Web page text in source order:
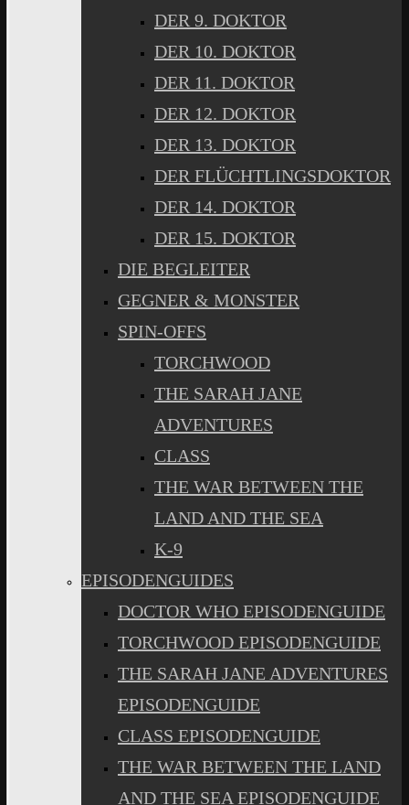
DER 9. DOKTOR
DER 10. DOKTOR
DER 11. DOKTOR
DER 12. DOKTOR
DER 13. DOKTOR
DER FLÜCHTLINGSDOKTOR
DER 14. DOKTOR
DER 15. DOKTOR
DIE BEGLEITER
GEGNER & MONSTER
SPIN-OFFS
TORCHWOOD
THE SARAH JANE
ADVENTURES
CLASS
THE WAR BETWEEN THE
LAND AND THE SEA
K-9
EPISODENGUIDES
DOCTOR WHO EPISODENGUIDE
TORCHWOOD EPISODENGUIDE
THE SARAH JANE ADVENTURES
EPISODENGUIDE
CLASS EPISODENGUIDE
THE WAR BETWEEN THE LAND
AND THE SEA EPISODENGUIDE